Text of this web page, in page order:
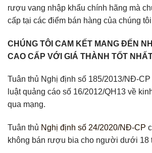
rượu vang nhập khẩu chính hãng mà
cấp tại các điểm bán hàng của chúng
CHÚNG TÔI CAM KẾT MANG ĐẾN
CAO CẤP VỚI GIÁ THÀNH TỐT
Tuân thủ Nghị định số 185/2013/NĐ-
luật quảng cáo số 16/2012/QH13 về
qua mạng.
Tuân thủ Nghị định số 24/2020/NĐ-CP
không bán rượu bia cho người dưới 18